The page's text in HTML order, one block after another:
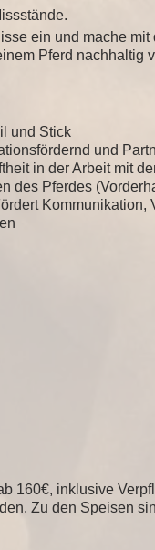
ein und mache
Pferd nachhaltig
und Stick
und
in der Arbeit mit
des Pferdes
Kommunikation,
160€, inklusive
Zu den Speisen